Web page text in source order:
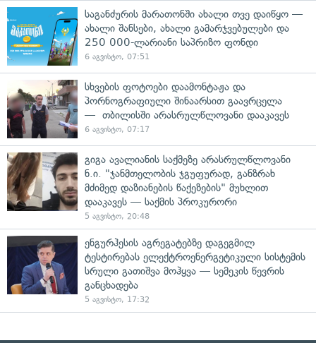
საგანძურის მარათონში ახალი თვე დაიწყო —
ახალი შანსები, ახალი გამარჯვებულები და
250 000-ლარიანი საპრიზო ფონდი
6 აგვისტო, 07:51
სხვების ფოტოები დაამონტაჟა და
პორნოგრაფიული შინაარსით გაავრცელა
— თბილისში არასრულწლოვანი დააკავეს
6 აგვისტო, 07:17
გიგა ავალიანის საქმეზე არასრულწლოვანი
ნ.ი. "ჯანმთელობის ჯგუფურად, განზრახ
მძიმედ დაზიანების წაქეზების" მუხლით
დააკავეს — საქმის პროკურორი
5 აგვისტო, 20:48
ენგურჰესის აგრეგატებზე დაგეგმილ
ტესტირებას ელექტროენერგეტიკული სისტემის
სრული გათიშვა მოჰყვა — სემეკის წევრის
განცხადება
5 აგვისტო, 17:32